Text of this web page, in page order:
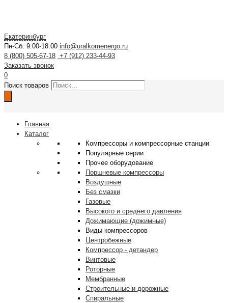
Екатеринбург
Пн-Сб: 9:00-18:00 info@uralkomenergo.ru
8 (800) 505-67-18 +7 (912) 233-44-93
Заказать звонок
0
Поиск товаров
Главная
Каталог
Компрессоры и компрессорные станции
Популярные серии
Прочее оборудование
Поршневые компрессоры
Воздушные
Без смазки
Газовые
Высокого и среднего давления
Дожимающие (дожимные)
Виды компрессоров
Центробежные
Компрессор - детандер
Винтовые
Роторные
Мембранные
Строительные и дорожные
Спиральные